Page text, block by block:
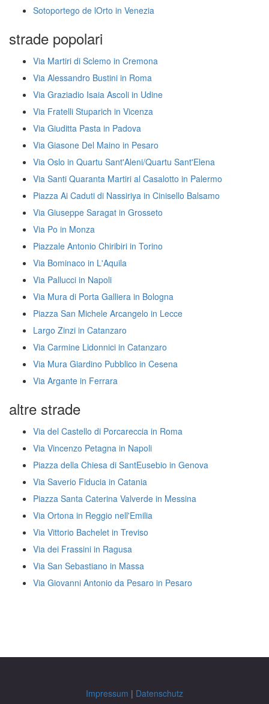
Sotoportego de lOrto in Venezia
strade popolari
Via Martiri di Sclemo in Cremona
Via Alessandro Bustini in Roma
Via Graziadio Isaia Ascoli in Udine
Via Fratelli Stuparich in Vicenza
Via Giuditta Pasta in Padova
Via Giasone Del Maino in Pesaro
Via Oslo in Quartu Sant'Aleni/Quartu Sant'Elena
Via Santi Quaranta Martiri al Casalotto in Palermo
Piazza Ai Caduti di Nassiriya in Cinisello Balsamo
Via Giuseppe Saragat in Grosseto
Via Po in Monza
Piazzale Antonio Chiribiri in Torino
Via Bominaco in L'Aquila
Via Pallucci in Napoli
Via Mura di Porta Galliera in Bologna
Piazza San Michele Arcangelo in Lecce
Largo Zinzi in Catanzaro
Via Carmine Lidonnici in Catanzaro
Via Mura Giardino Pubblico in Cesena
Via Argante in Ferrara
altre strade
Via del Castello di Porcareccia in Roma
Via Vincenzo Petagna in Napoli
Piazza della Chiesa di SantEusebio in Genova
Via Saverio Fiducia in Catania
Piazza Santa Caterina Valverde in Messina
Via Ortona in Reggio nell'Emilia
Via Vittorio Bachelet in Treviso
Via dei Frassini in Ragusa
Via San Sebastiano in Massa
Via Giovanni Antonio da Pesaro in Pesaro
Impressum | Datenschutz